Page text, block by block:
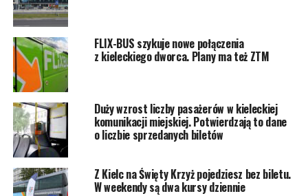
FLIX-BUS szykuje nowe połączenia
z kieleckiego dworca. Plany ma też ZTM
Duży wzrost liczby pasażerów w kieleckiej
komunikacji miejskiej. Potwierdzają to dane
o liczbie sprzedanych biletów
Z Kielc na Święty Krzyż pojedziesz bez biletu.
W weekendy są dwa kursy dziennie